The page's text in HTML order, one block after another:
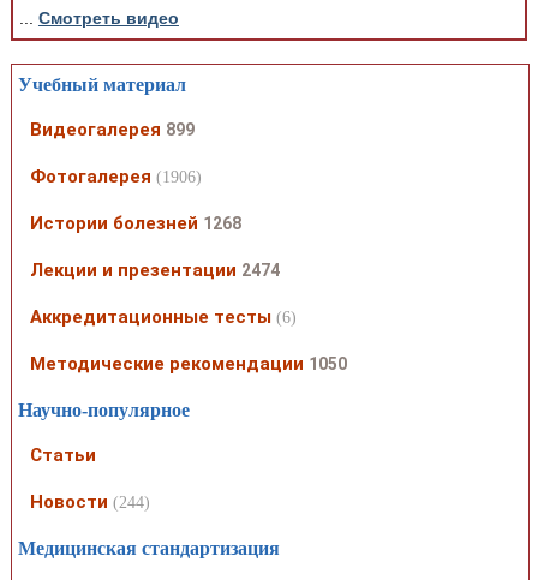
Смотреть видео
Учебный материал
Видеогалерея 899
Фотогалерея (1906)
Истории болезней 1268
Лекции и презентации 2474
Аккредитационные тесты (6)
Методические рекомендации 1050
Научно-популярное
Статьи
Новости (244)
Медицинская стандартизация